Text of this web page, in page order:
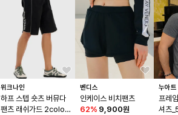
위크나인
하프 스텝 숏츠 버뮤다
팬츠 래쉬가드 2color
벤디스
인케이스 비치팬츠
62% 9,900원
누아
프레
셔츠